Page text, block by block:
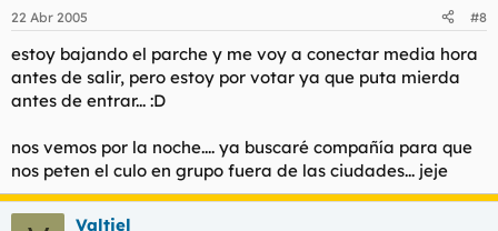
22 Abr 2005 #8
estoy bajando el parche y me voy a conectar media hora
antes de salir, pero estoy por votar ya que puta mierda
antes de entrar... :D
nos vemos por la noche.... ya buscaré compañía para que
nos peten el culo en grupo fuera de las ciudades... jeje
Valtiel